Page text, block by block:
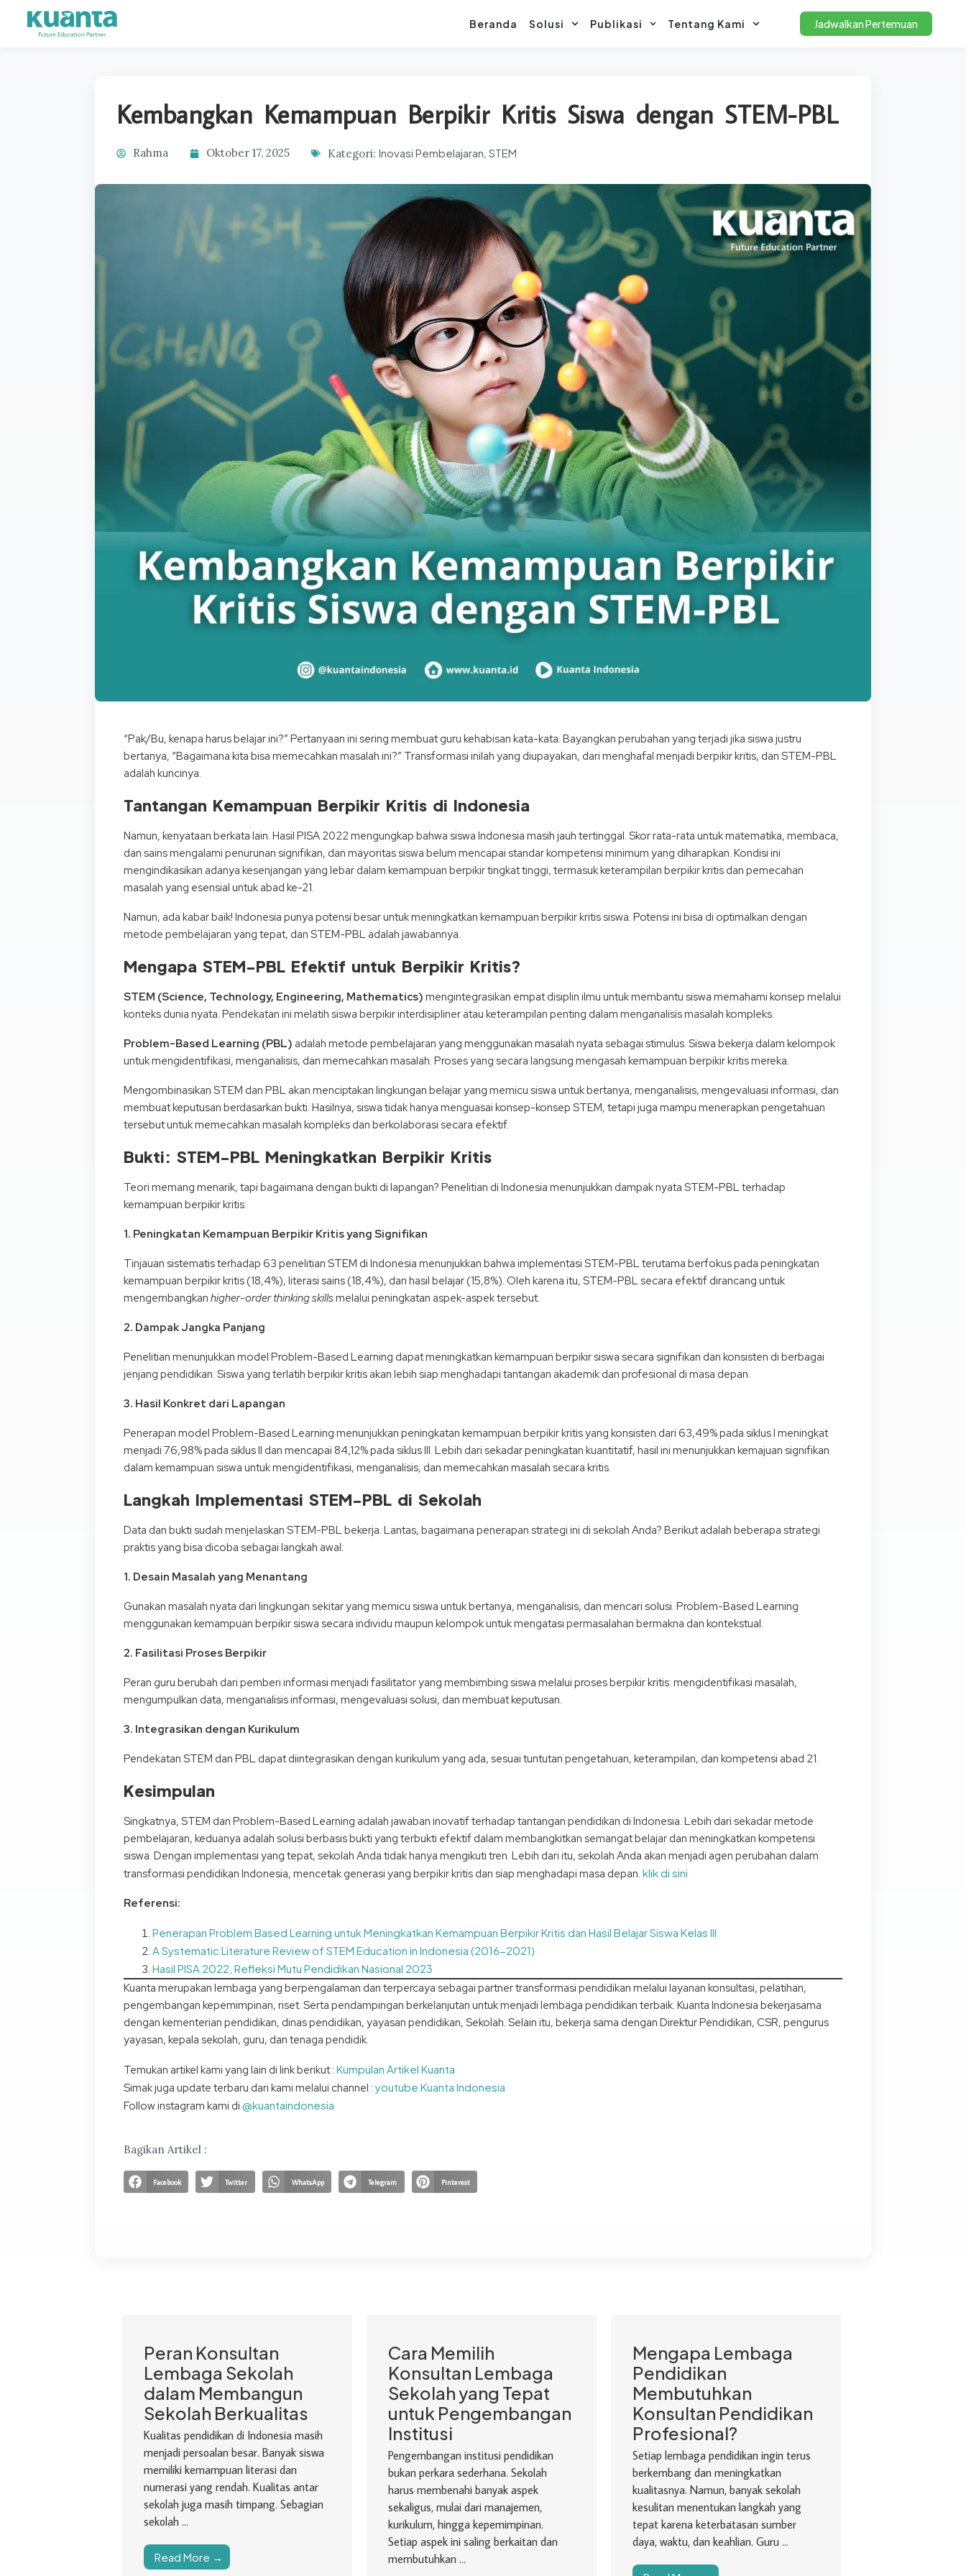
Beranda Solusi Publikasi Tentang Kami Jadwalkan Pertemuan
Kembangkan Kemampuan Berpikir Kritis Siswa dengan STEM-PBL
Rahma Oktober 17, 2025 Kategori: Inovasi Pembelajaran, STEM
“Pak/Bu, kenapa harus belajar ini?” Pertanyaan ini sering membuat guru kehabisan kata-kata. Bayangkan perubahan yang terjadi jika siswa justru
bertanya, “Bagaimana kita bisa memecahkan masalah ini?” Transformasi inilah yang diupayakan, dari menghafal menjadi berpikir kritis, dan STEM-PBL
adalah kuncinya.
Tantangan Kemampuan Berpikir Kritis di Indonesia
Namun, kenyataan berkata lain. Hasil PISA 2022 mengungkap bahwa siswa Indonesia masih jauh tertinggal. Skor rata-rata untuk matematika, membaca,
dan sains mengalami penurunan signifikan, dan mayoritas siswa belum mencapai standar kompetensi minimum yang diharapkan. Kondisi ini
mengindikasikan adanya kesenjangan yang lebar dalam kemampuan berpikir tingkat tinggi, termasuk keterampilan berpikir kritis dan pemecahan
masalah yang esensial untuk abad ke-21.
Namun, ada kabar baik! Indonesia punya potensi besar untuk meningkatkan kemampuan berpikir kritis siswa. Potensi ini bisa di optimalkan dengan
metode pembelajaran yang tepat, dan STEM-PBL adalah jawabannya.
Mengapa STEM-PBL Efektif untuk Berpikir Kritis?
STEM (Science, Technology, Engineering, Mathematics) mengintegrasikan empat disiplin ilmu untuk membantu siswa memahami konsep melalui
konteks dunia nyata. Pendekatan ini melatih siswa berpikir interdisipliner atau keterampilan penting dalam menganalisis masalah kompleks.
Problem-Based Learning (PBL) adalah metode pembelajaran yang menggunakan masalah nyata sebagai stimulus. Siswa bekerja dalam kelompok
untuk mengidentifikasi, menganalisis, dan memecahkan masalah. Proses yang secara langsung mengasah kemampuan berpikir kritis mereka.
Mengombinasikan STEM dan PBL akan menciptakan lingkungan belajar yang memicu siswa untuk bertanya, menganalisis, mengevaluasi informasi, dan
membuat keputusan berdasarkan bukti. Hasilnya, siswa tidak hanya menguasai konsep-konsep STEM, tetapi juga mampu menerapkan pengetahuan
tersebut untuk memecahkan masalah kompleks dan berkolaborasi secara efektif.
Bukti: STEM-PBL Meningkatkan Berpikir Kritis
Teori memang menarik, tapi bagaimana dengan bukti di lapangan? Penelitian di Indonesia menunjukkan dampak nyata STEM-PBL terhadap
kemampuan berpikir kritis:
1. Peningkatan Kemampuan Berpikir Kritis yang Signifikan
Tinjauan sistematis terhadap 63 penelitian STEM di Indonesia menunjukkan bahwa implementasi STEM-PBL terutama berfokus pada peningkatan
kemampuan berpikir kritis (18,4%), literasi sains (18,4%), dan hasil belajar (15,8%). Oleh karena itu, STEM-PBL secara efektif dirancang untuk
mengembangkan higher-order thinking skillsmelalui peningkatan aspek-aspek tersebut.
2. Dampak Jangka Panjang
Penelitian menunjukkan model Problem-Based Learning dapat meningkatkan kemampuan berpikir siswa secara signifikan dan konsisten di berbagai
jenjang pendidikan. Siswa yang terlatih berpikir kritis akan lebih siap menghadapi tantangan akademik dan profesional di masa depan.
3. Hasil Konkret dari Lapangan
Penerapan model Problem-Based Learning menunjukkan peningkatan kemampuan berpikir kritis yang konsisten dari 63,49% pada siklus I meningkat
menjadi 76,98% pada siklus II dan mencapai 84,12% pada siklus III. Lebih dari sekadar peningkatan kuantitatif, hasil ini menunjukkan kemajuan signifikan
dalam kemampuan siswa untuk mengidentifikasi, menganalisis, dan memecahkan masalah secara kritis.
Langkah Implementasi STEM-PBL di Sekolah
Data dan bukti sudah menjelaskan STEM-PBL bekerja. Lantas, bagaimana penerapan strategi ini di sekolah Anda? Berikut adalah beberapa strategi
praktis yang bisa dicoba sebagai langkah awal:
1. Desain Masalah yang Menantang
Gunakan masalah nyata dari lingkungan sekitar yang memicu siswa untuk bertanya, menganalisis, dan mencari solusi. Problem-Based Learning
menggunakan kemampuan berpikir siswa secara individu maupun kelompok untuk mengatasi permasalahan bermakna dan kontekstual.
2. Fasilitasi Proses Berpikir
Peran guru berubah dari pemberi informasi menjadi fasilitator yang membimbing siswa melalui proses berpikir kritis: mengidentifikasi masalah,
mengumpulkan data, menganalisis informasi, mengevaluasi solusi, dan membuat keputusan.
3. Integrasikan dengan Kurikulum
Pendekatan STEM dan PBL dapat diintegrasikan dengan kurikulum yang ada, sesuai tuntutan pengetahuan, keterampilan, dan kompetensi abad 21.
Kesimpulan
Singkatnya, STEM dan Problem-Based Learning adalah jawaban inovatif terhadap tantangan pendidikan di Indonesia. Lebih dari sekadar metode
pembelajaran, keduanya adalah solusi berbasis bukti yang terbukti efektif dalam membangkitkan semangat belajar dan meningkatkan kompetensi
siswa. Dengan implementasi yang tepat, sekolah Anda tidak hanya mengikuti tren. Lebih dari itu, sekolah Anda akan menjadi agen perubahan dalam
transformasi pendidikan Indonesia, mencetak generasi yang berpikir kritis dan siap menghadapi masa depan. klik di sini
Referensi:
Penerapan Problem Based Learning untuk Meningkatkan Kemampuan Berpikir Kritis dan Hasil Belajar Siswa Kelas III
A Systematic Literature Review of STEM Education in Indonesia (2016-2021)
Hasil PISA 2022, Refleksi Mutu Pendidikan Nasional 2023
Kuanta merupakan lembaga yang berpengalaman dan terpercaya sebagai partner transformasi pendidikan melalui layanan konsultasi, pelatihan,
pengembangan kepemimpinan, riset. Serta pendampingan berkelanjutan untuk menjadi lembaga pendidikan terbaik. Kuanta Indonesia bekerjasama
dengan kementerian pendidikan, dinas pendidikan, yayasan pendidikan, Sekolah. Selain itu, bekerja sama dengan Direktur Pendidikan, CSR, pengurus
yayasan, kepala sekolah, guru, dan tenaga pendidik.
Temukan artikel kami yang lain di link berikut : Kumpulan Artikel Kuanta
Simak juga update terbaru dari kami melalui channel : youtube Kuanta Indonesia
Follow instagram kami di @kuantaindonesia
Bagikan Artikel :
Facebook Twitter WhatsApp Telegram Pinterest
Peran Konsultan
Lembaga Sekolah
dalam Membangun
Sekolah Berkualitas
Kualitas pendidikan di Indonesia masih
menjadi persoalan besar. Banyak siswa
memiliki kemampuan literasi dan
numerasi yang rendah. Kualitas antar
sekolah juga masih timpang. Sebagian
sekolah ...
Read More →
Cara Memilih
Konsultan Lembaga
Sekolah yang Tepat
untuk Pengembangan
Institusi
Pengembangan institusi pendidikan
bukan perkara sederhana. Sekolah
harus membenahi banyak aspek
sekaligus, mulai dari manajemen,
kurikulum, hingga kepemimpinan.
Setiap aspek ini saling berkaitan dan
membutuhkan ...
Mengapa Lembaga
Pendidikan
Membutuhkan
Konsultan Pendidikan
Profesional?
Setiap lembaga pendidikan ingin terus
berkembang dan meningkatkan
kualitasnya. Namun, banyak sekolah
kesulitan menentukan langkah yang
tepat karena keterbatasan sumber
daya, waktu, dan keahlian. Guru ...